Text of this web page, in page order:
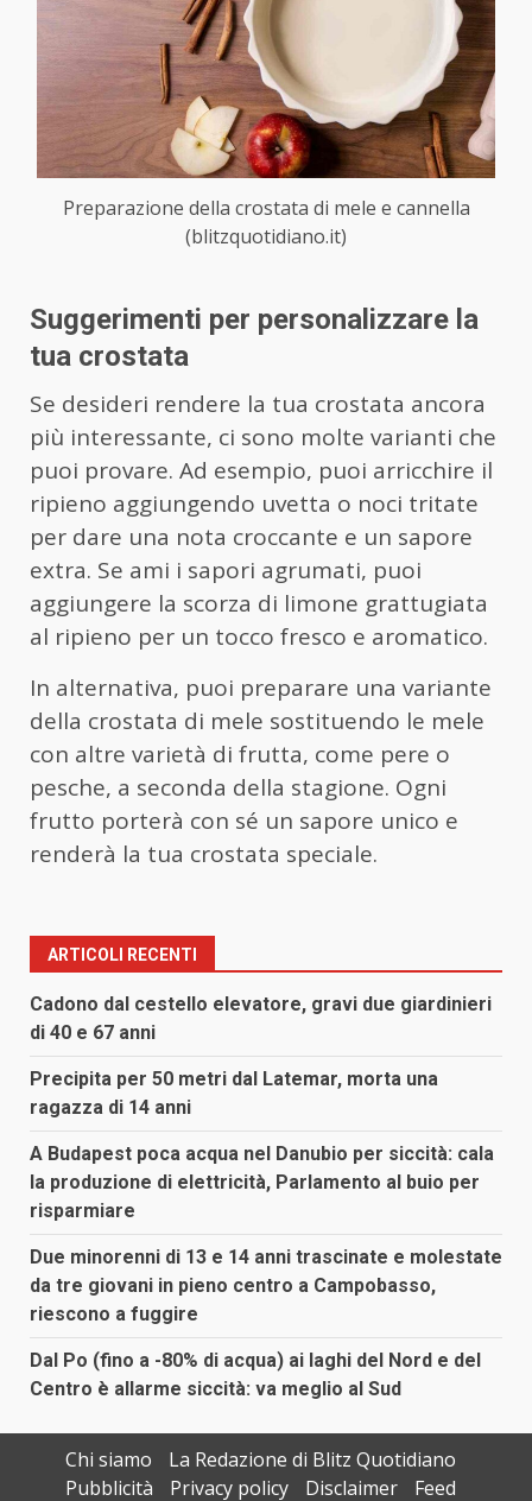
Preparazione della crostata di mele e cannella
(blitzquotidiano.it)
Suggerimenti per personalizzare la
tua crostata
Se desideri rendere la tua crostata ancora
più interessante, ci sono molte varianti che
puoi provare. Ad esempio, puoi arricchire il
ripieno aggiungendo uvetta o noci tritate
per dare una nota croccante e un sapore
extra. Se ami i sapori agrumati, puoi
aggiungere la scorza di limone grattugiata
al ripieno per un tocco fresco e aromatico.
In alternativa, puoi preparare una variante
della crostata di mele sostituendo le mele
con altre varietà di frutta, come pere o
pesche, a seconda della stagione. Ogni
frutto porterà con sé un sapore unico e
renderà la tua crostata speciale.
ARTICOLI RECENTI
Cadono dal cestello elevatore, gravi due giardinieri
di 40 e 67 anni
Precipita per 50 metri dal Latemar, morta una
ragazza di 14 anni
A Budapest poca acqua nel Danubio per siccità: cala
la produzione di elettricità, Parlamento al buio per
risparmiare
Due minorenni di 13 e 14 anni trascinate e molestate
da tre giovani in pieno centro a Campobasso,
riescono a fuggire
Dal Po (fino a -80% di acqua) ai laghi del Nord e del
Centro è allarme siccità: va meglio al Sud
Chi siamo
La Redazione di Blitz Quotidiano
Pubblicità
Privacy policy Disclaimer Feed